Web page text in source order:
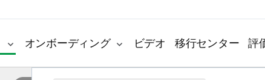
オンボーディング ビデオ 移行センター 評